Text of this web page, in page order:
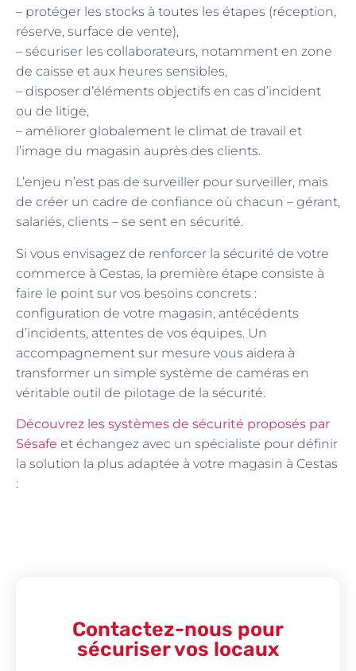
– protéger les stocks à toutes les étapes (réception,
réserve, surface de vente),
– sécuriser les collaborateurs, notamment en zone
de caisse et aux heures sensibles,
– disposer d’éléments objectifs en cas d’incident
ou de litige,
– améliorer globalement le climat de travail et
l’image du magasin auprès des clients.
L’enjeu n’est pas de surveiller pour surveiller, mais
de créer un cadre de confiance où chacun – gérant,
salariés, clients – se sent en sécurité.
Si vous envisagez de renforcer la sécurité de votre
commerce à Cestas, la première étape consiste à
faire le point sur vos besoins concrets :
configuration de votre magasin, antécédents
d’incidents, attentes de vos équipes. Un
accompagnement sur mesure vous aidera à
transformer un simple système de caméras en
véritable outil de pilotage de la sécurité.
Découvrez les systèmes de sécurité proposés par
Sésafe et échangez avec un spécialiste pour définir
la solution la plus adaptée à votre magasin à Cestas
:
Contactez-nous pour
sécuriser vos locaux